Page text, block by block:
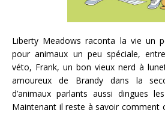
Liberty Meadows raconta la vie un
pour animaux un peu spéciale,
véto, Frank, un bon vieux nerd à
amoureux de Brandy dans la
d’animaux parlants aussi dingues
Maintenant il reste à savoir comment